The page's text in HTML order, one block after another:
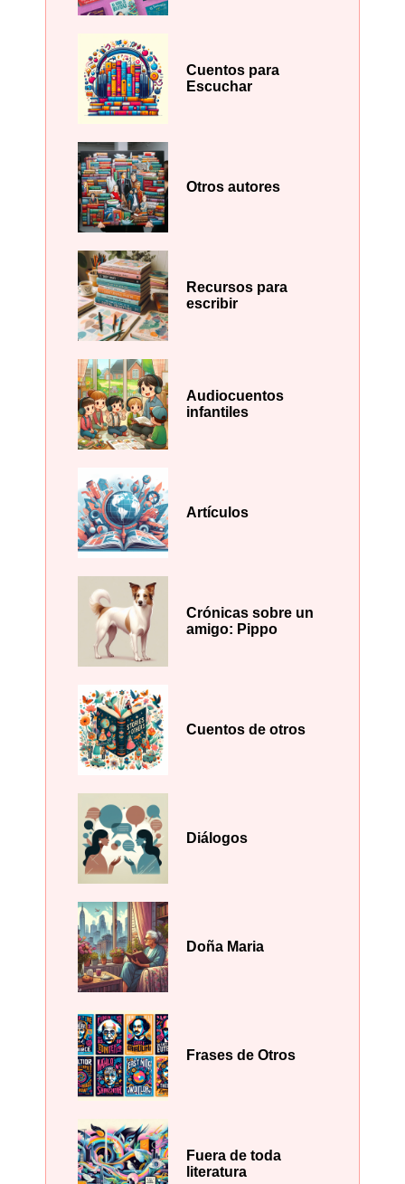
Cuentos para
Escuchar
Otros autores
Recursos para
escribir
Audiocuentos
infantiles
Artículos
Crónicas sobre un
amigo: Pippo
Cuentos de otros
Diálogos
Doña Maria
Frases de Otros
Fuera de toda
literatura